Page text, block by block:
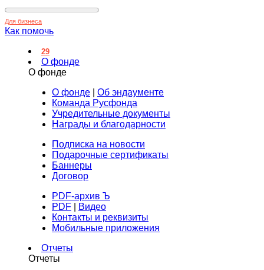
Для бизнеса
Как помочь
29
О фонде
О фонде
О фонде
Об эндаументе
Команда Русфонда
Учредительные документы
Награды и благодарности
Подписка на новости
Подарочные сертификаты
Баннеры
Договор
PDF-архив Ъ
PDF
Видео
Контакты и реквизиты
Мобильные приложения
Отчеты
Отчеты